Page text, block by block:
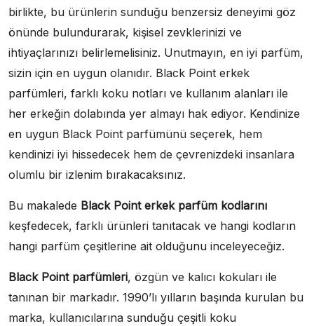
birlikte, bu ürünlerin sunduğu benzersiz deneyimi göz
önünde bulundurarak, kişisel zevklerinizi ve
ihtiyaçlarınızı belirlemelisiniz. Unutmayın, en iyi parfüm,
sizin için en uygun olanıdır. Black Point erkek
parfümleri, farklı koku notları ve kullanım alanları ile
her erkeğin dolabında yer almayı hak ediyor. Kendinize
en uygun Black Point parfümünü seçerek, hem
kendinizi iyi hissedecek hem de çevrenizdeki insanlara
olumlu bir izlenim bırakacaksınız.
Bu makalede Black Point erkek parfüm kodlarını
keşfedecek, farklı ürünleri tanıtacak ve hangi kodların
hangi parfüm çeşitlerine ait olduğunu inceleyeceğiz.
Black Point parfümleri, özgün ve kalıcı kokuları ile
tanınan bir markadır. 1990’lı yılların başında kurulan bu
marka, kullanıcılarına sunduğu çeşitli koku